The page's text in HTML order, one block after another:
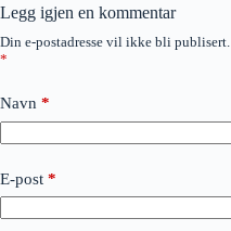
Legg igjen en kommentar
Din e-postadresse vil ikke bli publisert.
*
Navn *
E-post *